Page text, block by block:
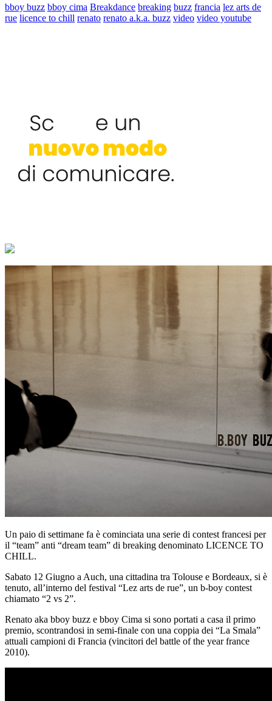
bboy buzz bboy cima Breakdance breaking buzz francia lez arts de
rue licence to chill renato renato a.k.a. buzz video video youtube
Un paio di settimane fa è cominciata una serie di contest francesi per
il “team” anti “dream team” di breaking denominato LICENCE TO
CHILL.
Sabato 12 Giugno a Auch, una cittadina tra Tolouse e Bordeaux, si è
tenuto, all’interno del festival “Lez arts de rue”, un b-boy contest
chiamato “2 vs 2”.
Renato aka bboy buzz e bboy Cima si sono portati a casa il primo
premio, scontrandosi in semi-finale con una coppia dei “La Smala”
attuali campioni di Francia (vincitori del battle of the year france
2010).